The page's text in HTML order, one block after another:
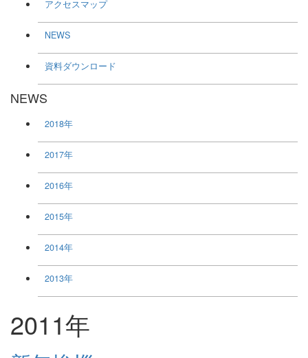
アクセスマップ
NEWS
資料ダウンロード
NEWS
2018年
2017年
2016年
2015年
2014年
2013年
2011年